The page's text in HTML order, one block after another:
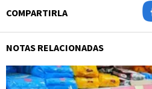
COMPARTIRLA
NOTAS RELACIONADAS